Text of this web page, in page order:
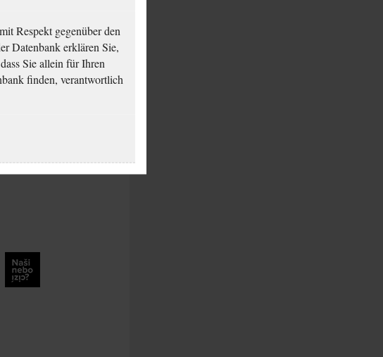
Respekt gegenüber den
Datenbank erklären Sie,
Sie allein für Ihren
finden, verantwortlich